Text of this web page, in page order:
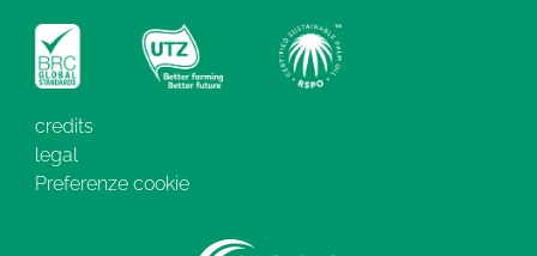
credits
legal
Preferenze cookie